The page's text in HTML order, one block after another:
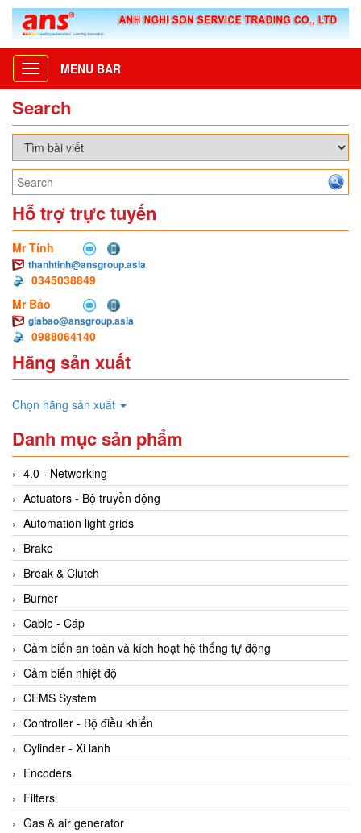
Toggle
navigation
MENU BAR
Search
Hỗ trợ trực tuyến
Mr Tính
thanhtinh@ansgroup.asia
0345038849
Mr Bảo
giabao@ansgroup.asia
0988064140
Hãng sản xuất
Chọn hãng sản xuất
Danh mục sản phẩm
4.0 - Networking
Actuators - Bộ truyền động
Automation light grids
Brake
Break & Clutch
Burner
Cable - Cáp
Cảm biến an toàn và kích hoạt hệ thống tự động
Cảm biến nhiệt độ
CEMS System
Controller - Bộ điều khiển
Cylinder - Xi lanh
Encoders
Filters
Gas & air generator